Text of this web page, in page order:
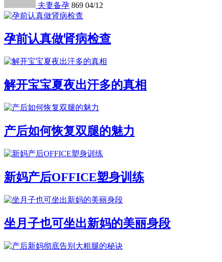
夫妻备孕 869 04/12
孕前认真做肾病检查
解开宝宝夏夜出汗多的真相
产后如何恢复双腿的魅力
新妈产后OFFICE塑身训练
坐月子也可坐出新妈的美丽身段